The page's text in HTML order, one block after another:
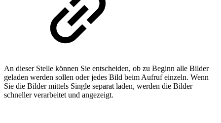
An dieser Stelle können Sie entscheiden, ob zu Beginn alle Bilder
geladen werden sollen oder jedes Bild beim Aufruf einzeln. Wenn
Sie die Bilder mittels Single separat laden, werden die Bilder
schneller verarbeitet und angezeigt.